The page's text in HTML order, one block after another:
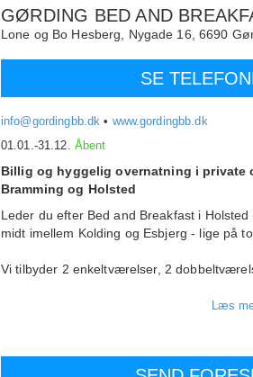
GØRDING BED AND
Lone og Bo Hesberg, Nygade 16, 6690
SE
info@gordingbb.dk • www.gordingbb.dk
01.01.-31.12. Åbent
Billig og hyggelig overnatning i private
Bramming og Holsted
Leder du efter Bed and Breakfast i
midt imellem Kolding og Esbjerg - lige på
Vi tilbyder 2 enkeltværelser, 2
Hos os har du fælles køkken og altid
Gratis internet forbindelse og tv på alle